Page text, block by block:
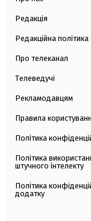
Редакція
Редакційна політика
Про телеканал
Телеведучі
Рекламодавцям
Правила
Політика
Політика
штучного інтелекту
Політика
додатку